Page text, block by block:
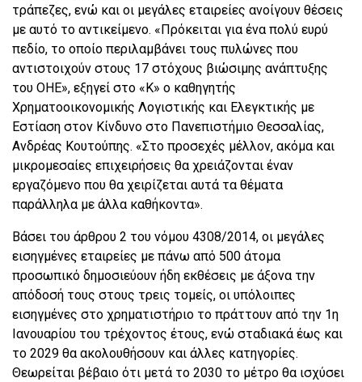
τράπεζες, ενώ και οι μεγάλες εταιρείες ανοίγουν θέσεις
με αυτό το αντικείμενο. «Πρόκειται για ένα πολύ ευρύ
πεδίο, το οποίο περιλαμβάνει τους πυλώνες που
αντιστοιχούν στους 17 στόχους βιώσιμης ανάπτυξης
του ΟΗΕ», εξηγεί στο «Κ» ο καθηγητής
Χρηματοοικονομικής Λογιστικής και Ελεγκτικής με
Εστίαση στον Κίνδυνο στο Πανεπιστήμιο Θεσσαλίας,
Ανδρέας Κουτούπης. «Στο προσεχές μέλλον, ακόμα και
μικρομεσαίες επιχειρήσεις θα χρειάζονται έναν
εργαζόμενο που θα χειρίζεται αυτά τα θέματα
παράλληλα με άλλα καθήκοντα».
Βάσει του άρθρου 2 του νόμου 4308/2014, οι μεγάλες
εισηγμένες εταιρείες με πάνω από 500 άτομα
προσωπικό δημοσιεύουν ήδη εκθέσεις με άξονα την
απόδοσή τους στους τρεις τομείς, οι υπόλοιπες
εισηγμένες στο χρηματιστήριο το πράττουν από την 1η
Ιανουαρίου του τρέχοντος έτους, ενώ σταδιακά έως και
το 2029 θα ακολουθήσουν και άλλες κατηγορίες.
Θεωρείται βέβαιο ότι μετά το 2030 το μέτρο θα ισχύσει